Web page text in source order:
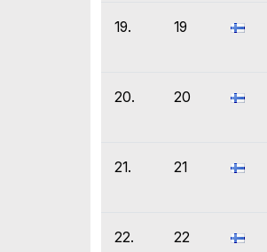
19. 19
20. 20
21. 21
22. 22